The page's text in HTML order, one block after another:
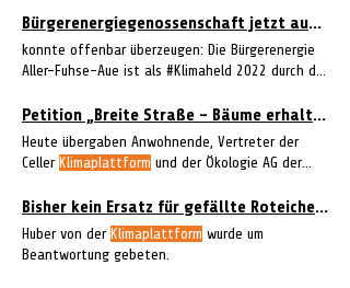
Bürgerenergiegenossenschaft jetzt auch im Flotwedel
konnte offenbar überzeugen: Die Bürgerenergie
Aller-Fuhse-Aue ist als #Klimaheld 2022 durch die
Petition „Breite Straße - Bäume erhalten" an OB Nigge übergeben
Heute übergaben Anwohnende, Vertreter der
Celler Klimaplattform und der Ökologie AG der
CellerKlimaplattformforderte: "Nehmen Sie den
- in der Corona-Zeit
Bisher kein Ersatz für gefällte Roteichen an der 77er-Straße
Huber von der Klimaplattform wurde um
Beantwortung gebeten.